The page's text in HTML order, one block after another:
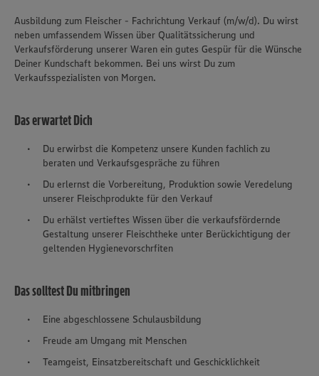
Ausbildung zum Fleischer - Fachrichtung Verkauf (m/w/d). Du wirst
neben umfassendem Wissen über Qualitätssicherung und
Verkaufsförderung unserer Waren ein gutes Gespür für die Wünsche
Deiner Kundschaft bekommen. Bei uns wirst Du zum
Verkaufsspezialisten von Morgen.
Das erwartet Dich
Du erwirbst die Kompetenz unsere Kunden fachlich zu
beraten und Verkaufsgespräche zu führen
Du erlernst die Vorbereitung, Produktion sowie Veredelung
unserer Fleischprodukte für den Verkauf
Du erhälst vertieftes Wissen über die verkaufsfördernde
Gestaltung unserer Fleischtheke unter Berückichtigung der
geltenden Hygienevorschrfiten
Das solltest Du mitbringen
Eine abgeschlossene Schulausbildung
Freude am Umgang mit Menschen
Teamgeist, Einsatzbereitschaft und Geschicklichkeit